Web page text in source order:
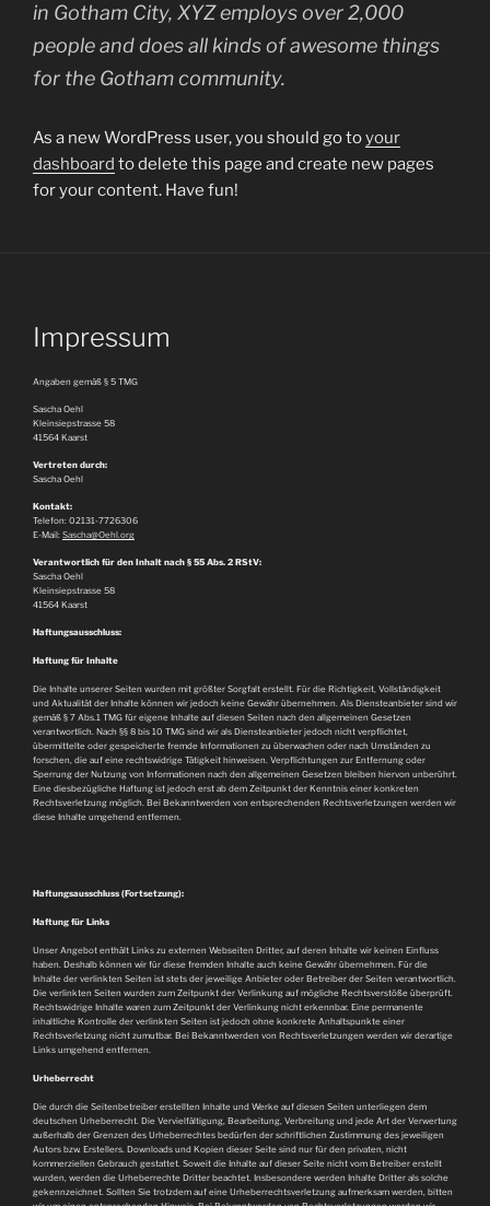
in Gotham City, XYZ employs over 2,000
people and does all kinds of awesome things
for the Gotham community.
As a new WordPress user, you should go toyour
dashboard to delete this page and create new pages
for your content. Have fun!
Impressum
Angaben gemäß § 5 TMG
Sascha Oehl
Kleinsiepstrasse 58
41564 Kaarst
Vertreten durch:
Sascha Oehl
Kontakt:
Telefon: 02131-7726306
E-Mail: Sascha@Oehl.org
Verantwortlich für den Inhalt nach § 55 Abs. 2 RStV:
Sascha Oehl
Kleinsiepstrasse 58
41564 Kaarst
Haftungsausschluss:
Haftung für Inhalte
Die Inhalte unserer Seiten wurden mit größter Sorgfalt erstellt. Für die Richtigkeit, Vollständigkeit
und Aktualität der Inhalte können wir jedoch keine Gewähr übernehmen. Als Diensteanbieter sind wir
gemäß § 7 Abs.1 TMG für eigene Inhalte auf diesen Seiten nach den allgemeinen Gesetzen
verantwortlich. Nach §§ 8 bis 10 TMG sind wir als Diensteanbieter jedoch nicht verpflichtet,
übermittelte oder gespeicherte fremde Informationen zu überwachen oder nach Umständen zu
forschen, die auf eine rechtswidrige Tätigkeit hinweisen. Verpflichtungen zur Entfernung oder
Sperrung der Nutzung von Informationen nach den allgemeinen Gesetzen bleiben hiervon unberührt.
Eine diesbezügliche Haftung ist jedoch erst ab dem Zeitpunkt der Kenntnis einer konkreten
Rechtsverletzung möglich. Bei Bekanntwerden von entsprechenden Rechtsverletzungen werden wir
diese Inhalte umgehend entfernen.
Haftungsausschluss (Fortsetzung):
Haftung für Links
Unser Angebot enthält Links zu externen Webseiten Dritter, auf deren Inhalte wir keinen Einfluss
haben. Deshalb können wir für diese fremden Inhalte auch keine Gewähr übernehmen. Für die
Inhalte der verlinkten Seiten ist stets der jeweilige Anbieter oder Betreiber der Seiten verantwortlich.
Die verlinkten Seiten wurden zum Zeitpunkt der Verlinkung auf mögliche Rechtsverstöße überprüft.
Rechtswidrige Inhalte waren zum Zeitpunkt der Verlinkung nicht erkennbar. Eine permanente
inhaltliche Kontrolle der verlinkten Seiten ist jedoch ohne konkrete Anhaltspunkte einer
Rechtsverletzung nicht zumutbar. Bei Bekanntwerden von Rechtsverletzungen werden wir derartige
Links umgehend entfernen.
Urheberrecht
Die durch die Seitenbetreiber erstellten Inhalte und Werke auf diesen Seiten unterliegen dem
deutschen Urheberrecht. Die Vervielfältigung, Bearbeitung, Verbreitung und jede Art der Verwertung
außerhalb der Grenzen des Urheberrechtes bedürfen der schriftlichen Zustimmung des jeweiligen
Autors bzw. Erstellers. Downloads und Kopien dieser Seite sind nur für den privaten, nicht
kommerziellen Gebrauch gestattet. Soweit die Inhalte auf dieser Seite nicht vom Betreiber erstellt
wurden, werden die Urheberrechte Dritter beachtet. Insbesondere werden Inhalte Dritter als solche
gekennzeichnet. Sollten Sie trotzdem auf eine Urheberrechtsverletzung aufmerksam werden, bitten